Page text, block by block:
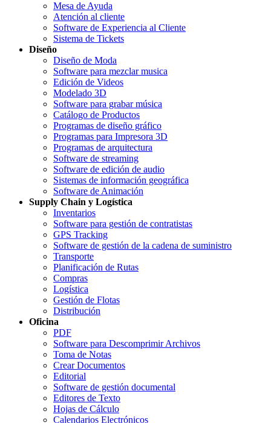
Mesa de Ayuda
Atención al cliente
Software de Experiencia al Cliente
Sistema de Tickets
Diseño
Diseño de Moda
Software para mezclar musica
Edición de Videos
Modelado 3D
Software para grabar música
Catálogo de Productos
Programas de diseño gráfico
Programas para Impresora 3D
Programas de arquitectura
Software de streaming
Software de edición de audio
Sistemas de información geográfica
Software de Animación
Supply Chain y Logística
Inventarios
Software para gestión de contratistas
GPS Tracking
Software de gestión de la cadena de suministro
Transporte
Planificación de Rutas
Compras
Logística
Gestión de Flotas
Distribución
Oficina
PDF
Software para Descomprimir Archivos
Toma de Notas
Crear Documentos
Editorial
Software de gestión documental
Editores de Texto
Hojas de Cálculo
Calendarios Electrónicos